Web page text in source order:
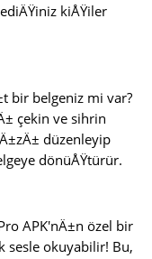
kiÅŸiler
bir belgeniz mi var?
çekin ve sihrin
düzenleyip
dönüÅŸtürür.
APK'nÄ±n özel bir
sesle okuyabilir! Bu,